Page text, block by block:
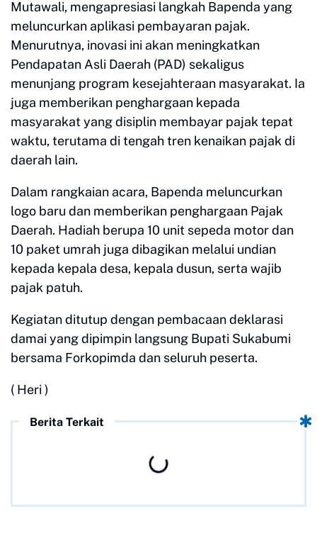
Mutawali, mengapresiasi langkah Bapenda yang
meluncurkan aplikasi pembayaran pajak.
Menurutnya, inovasi ini akan meningkatkan
Pendapatan Asli Daerah (PAD) sekaligus
menunjang program kesejahteraan masyarakat. Ia
juga memberikan penghargaan kepada
masyarakat yang disiplin membayar pajak tepat
waktu, terutama di tengah tren kenaikan pajak di
daerah lain.
Dalam rangkaian acara, Bapenda meluncurkan
logo baru dan memberikan penghargaan Pajak
Daerah. Hadiah berupa 10 unit sepeda motor dan
10 paket umrah juga dibagikan melalui undian
kepada kepala desa, kepala dusun, serta wajib
pajak patuh.
Kegiatan ditutup dengan pembacaan deklarasi
damai yang dipimpin langsung Bupati Sukabumi
bersama Forkopimda dan seluruh peserta.
( Heri )
Berita Terkait